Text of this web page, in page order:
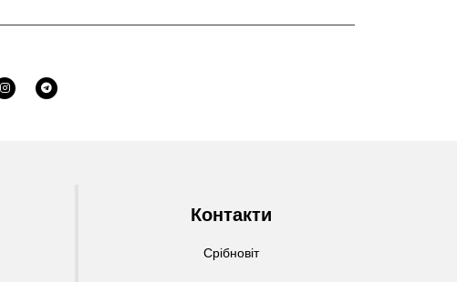
Контакти
Срібновіт